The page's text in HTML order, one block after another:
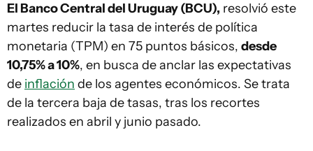
El Banco Central del Uruguay (BCU), resolvió este
martes reducir la tasa de interés de política
monetaria (TPM) en 75 puntos básicos, desde
10,75% a 10%, en busca de anclar las expectativas
de inflación de los agentes económicos. Se trata
de la tercera baja de tasas, tras los recortes
realizados en abril y junio pasado.